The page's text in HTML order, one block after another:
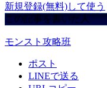
新規登録(無料)して使う
この記事を書いた人
モンスト攻略班
ポスト
LINEで送る